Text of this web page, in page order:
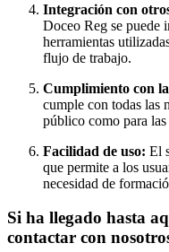
Integración con
Doceo Reg se puede
herramientas
flujo de trabajo.
Cumplimiento con
cumple con todas las
público como para
Facilidad de uso: El
que permite a los
necesidad de
Si ha llegado hasta
contactar con